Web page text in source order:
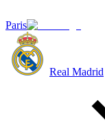
Paris
Real Madrid